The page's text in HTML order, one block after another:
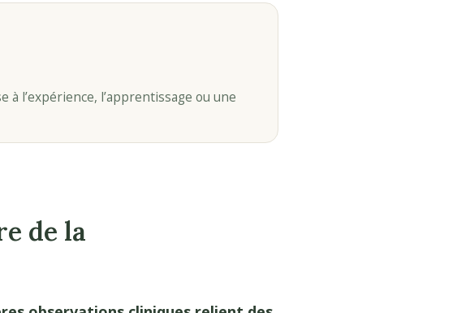
l’expérience, l’apprentissage ou une
de la